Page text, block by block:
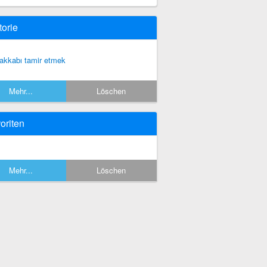
tamir etmek
Mehr... Löschen
Mehr... Löschen